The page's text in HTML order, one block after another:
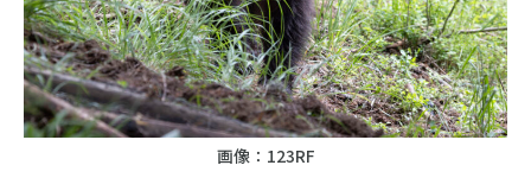
画像：123RF